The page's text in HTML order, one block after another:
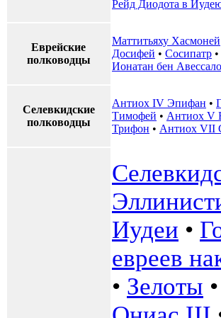
Рейд Диодота в
Еврейские
полководцы
Маттитьяху Хасмоней
Досифей • Сосипатр •
Ионатан бен
Селевкидские
полководцы
Антиох IV Эпифан •
Тимофей • Антиох V
Трифон • Антиох VII
Иудеи •
евреев
• Зелоты •